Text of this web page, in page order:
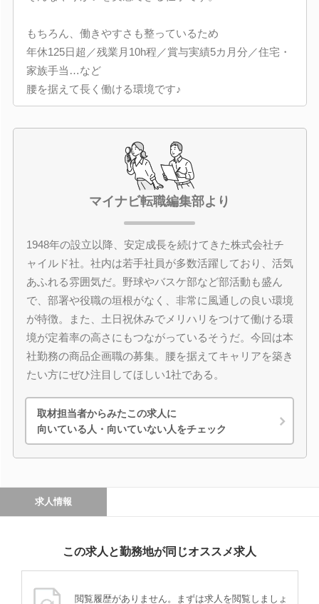
もちろん、働きやすさも整っているため
年休125日超／残業月10h程／賞与実績5カ月分／住宅・
家族手当…など
腰を据えて長く働ける環境です♪
マイナビ転職編集部より
1948年の設立以降、安定成長を続けてきた株式会社チ
ャイルド社。社内は若手社員が多数活躍しており、活気
あふれる雰囲気だ。野球やバスケ部など部活動も盛ん
で、部署や役職の垣根がなく、非常に風通しの良い環境
が特徴。また、土日祝休みでメリハリをつけて働ける環
境が定着率の高さにもつながっているそうだ。今回は本
社勤務の商品企画職の募集。腰を据えてキャリアを築き
たい方にぜひ注目してほしい1社である。
取材担当者からみたこの求人に
向いている人・向いていない人をチェック
求人情報
この求人と勤務地が同じオススメ求人
閲覧履歴がありません。まずは求人を閲覧しましょ